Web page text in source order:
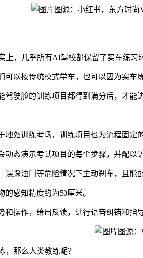
图源：小红书，东方时
，几乎所有AI驾校都保留了实车练习
以按传统模式学车，也可以因为实车
驶舱的训练项目都得到满分后，才能
处训练考场，训练项目也为流程固定
态演示考试项目的每个步骤，并配以
踩油门等危险情况下主动刹车，且能
感知精度约为50厘米。
操作，给出反馈，进行语音纠错和指导
图源
，那么人类教练呢？